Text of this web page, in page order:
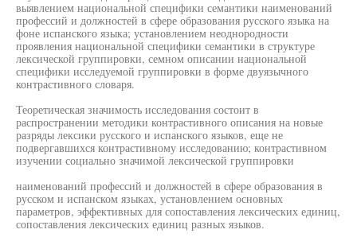
выявлением национальной специфики семантики наименований
профессий и должностей в сфере образования русского языка на
фоне испанского языка; установлением неоднородности
проявления национальной специфики семантики в структуре
лексической группировки, семном описании национальной
специфики исследуемой группировки в форме двуязычного
контрастивного словаря.
Теоретическая значимость исследования состоит в
распространении методики контрастивного описания на новые
разряды лексики русского и испанского языков, еще не
подвергавшихся контрастивному исследованию; контрастивном
изучении социально значимой лексической группировки
наименований профессий и должностей в сфере образования в
русском и испанском языках, установлением основных
параметров, эффективных для сопоставления лексических единиц,
сопоставления лексических единиц разных языков.